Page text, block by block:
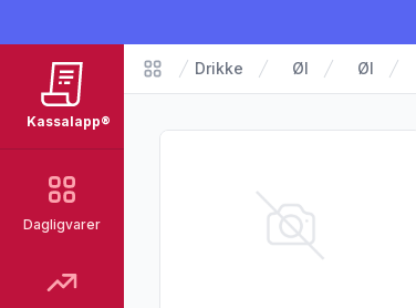
Kassalapp®
Dagligvarer
Matvarer
Drikke Øl Øl